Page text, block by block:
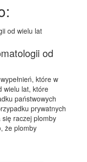
od
które w
wielu lat, które
państwowych
prywatnych
raczej plomby
że plomby